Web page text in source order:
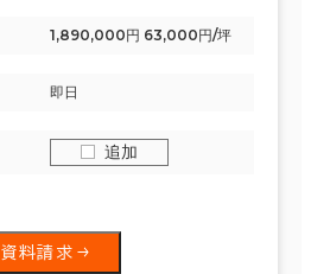
1,890,000円 63,000円/坪
即日
追加
資料請求